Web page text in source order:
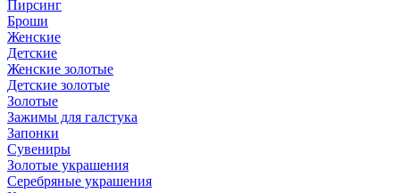
Пирсинг
Броши
Женские
Детские
Женские золотые
Детские золотые
Золотые
Зажимы для галстука
Запонки
Сувениры
Золотые украшения
Серебряные украшения